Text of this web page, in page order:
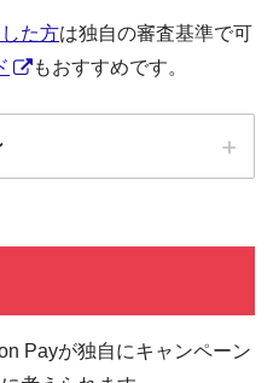
た方は独自の審査基準で可
もおすすめです。
会キャンペーン
Payが独自にキャンペーン